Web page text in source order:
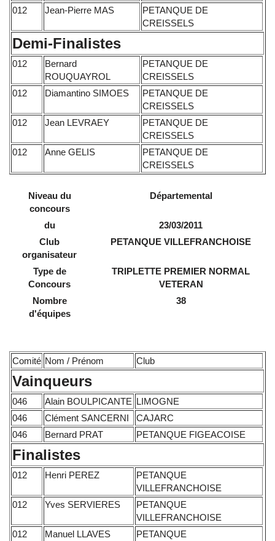
012 Jean-Pierre MAS
PETANQUE DE
CREISSELS
Demi-Finalistes
012
Bernard
ROUQUAYROL
PETANQUE DE
CREISSELS
012
Diamantino SIMOES
PETANQUE DE
CREISSELS
012
Jean LEVRAEY
PETANQUE DE
CREISSELS
012
Anne GELIS
PETANQUE DE
CREISSELS
Niveau du
concours
Départemental
du
23/03/2011
Club
organisateur
PETANQUE VILLEFRANCHOISE
Type de
Concours
TRIPLETTE PREMIER NORMAL
VETERAN
Nombre
d'équipes
38
Comité Nom / Prénom Club
Vainqueurs
046 Alain BOULPICANTE LIMOGNE
046
Clément SANCERNI
CAJARC
046
Bernard PRAT PETANQUE FIGEACOISE
Finalistes
012 Henri PEREZ
PETANQUE
VILLEFRANCHOISE
012
Yves SERVIERES
PETANQUE
VILLEFRANCHOISE
012
Manuel LLAVES
PETANQUE